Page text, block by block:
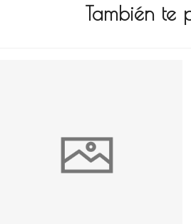
También te